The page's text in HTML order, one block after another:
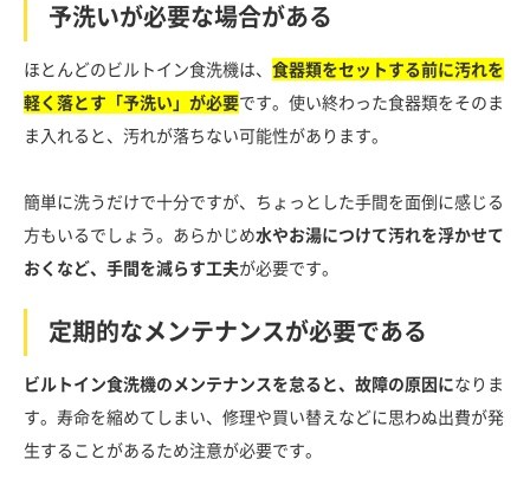
予洗いが必要な場合がある
ほとんどのビルトイン食洗機は、 食器類をセットする前に汚れを
軽く落とす「予洗い」が必要です。使い終わった食器類をそのま
ま入れると、汚れが落ちない可能性があります。
簡単に洗うだけで十分ですが、ちょっとした手間を面倒に感じる
方もいるでしょう。あらかじめ水やお湯につけて汚れを浮かせて
おくなど、手間を減らす工夫が必要です。
定期的なメンテナンスが必要である
ビルトイン食洗機のメンテナンスを怠ると、故障の原因になりま
す。寿命を縮めてしまい、修理や買い替えなどに思わぬ出費が発
生することがあるため注意が必要です。